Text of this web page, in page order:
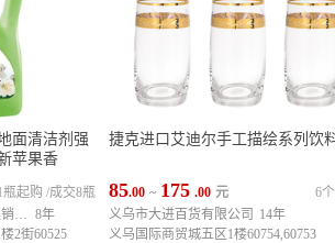
面清洁剂强
苹果香
成交8瓶
瓶起购 /
大公鸡管家洗衣液洗洁精直销中心 8年
2街60525
捷克进口艾迪尔手工描绘系列饮
85.00 ~ 175 .00 元
6
义乌市大进百货有限公司
14年
义乌国际商贸城五区1楼60754,60753